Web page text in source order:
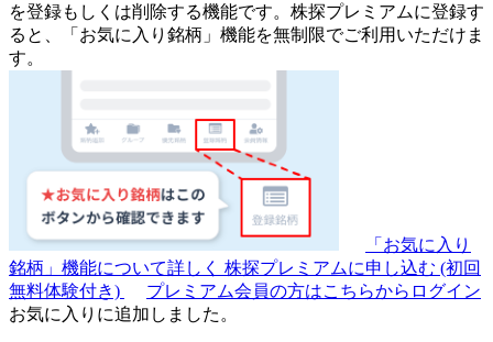
を登録もしくは削除する機能です。 株探プレミアムに登録す
ると、「お気に入り銘柄」機能を無制限でご利用いただけま
す。
「お気に入り
銘柄」機能について詳しく 株探プレミアムに申し込む (初回
無料体験付き)
プレミアム会員の方はこちらからログイン
お気に入りに追加しました。